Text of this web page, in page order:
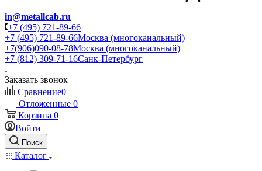
in@metallcab.ru
+7 (495) 721-89-66
+7 (495) 721-89-66Москва (многоканальный)
+7(906)090-08-78Москва (многоканальный)
+7 (812) 309-71-16Санк-Петербург
Заказать звонок
Сравнение0
Отложенные 0
Корзина 0
Войти
Поиск
Каталог